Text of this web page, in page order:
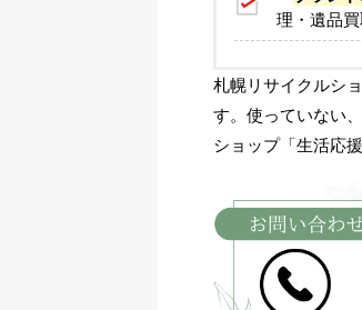
理・遺品
札幌リサイクルシ
す。使っていない
ショップ「生活応